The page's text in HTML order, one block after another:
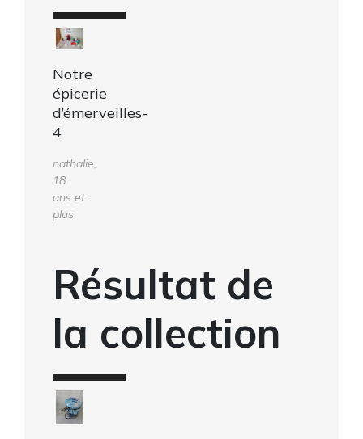
Notre
épicerie
d’émerveilles-
4
nathalie,
18
ans et
plus
Résultat de
la collection